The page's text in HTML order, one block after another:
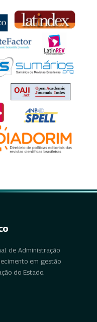
de Administração
em gestão
do Estado.